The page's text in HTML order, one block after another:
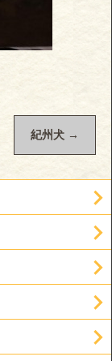
紀州犬 →